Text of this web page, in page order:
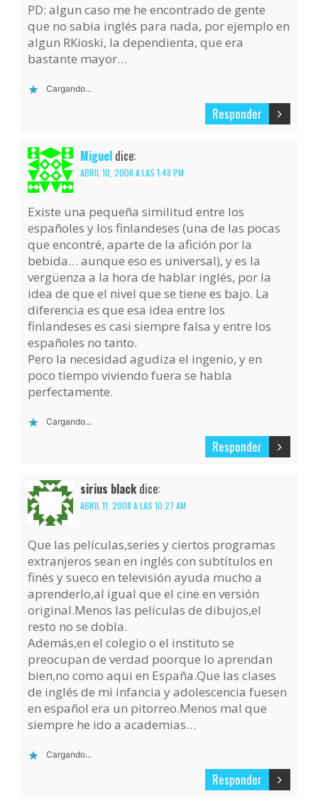
PD: algun caso me he encontrado de gente
que no sabia inglés para nada, por ejemplo en
algun RKioski, la dependienta, que era
bastante mayor…
Cargando...
Responder
Miguel dice:
ABRIL 10, 2008 A LAS 1:48 PM
Existe una pequeña similitud entre los
españoles y los finlandeses (una de las pocas
que encontré, aparte de la afición por la
bebida… aunque eso es universal), y es la
vergüenza a la hora de hablar inglés, por la
idea de que el nivel que se tiene es bajo. La
diferencia es que esa idea entre los
finlandeses es casi siempre falsa y entre los
españoles no tanto.
Pero la necesidad agudiza el ingenio, y en
poco tiempo viviendo fuera se habla
perfectamente.
Cargando...
Responder
sirius black dice:
ABRIL 11, 2008 A LAS 10:27 AM
Que las películas,series y ciertos programas
extranjeros sean en inglés con subtítulos en
finés y sueco en televisión ayuda mucho a
aprenderlo,al igual que el cine en versión
original.Menos las películas de dibujos,el
resto no se dobla.
Además,en el colegio o el instituto se
preocupan de verdad poorque lo aprendan
bien,no como aqui en España.Que las clases
de inglés de mi infancia y adolescencia fuesen
en español era un pitorreo.Menos mal que
siempre he ido a academias…
Cargando...
Responder